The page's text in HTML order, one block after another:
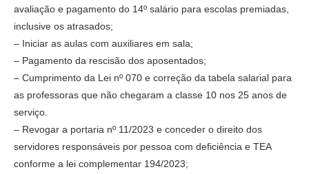
avaliação e pagamento do 14º salário para escolas premiadas,
inclusive os atrasados;
– Iniciar as aulas com auxiliares em sala;
– Pagamento da rescisão dos aposentados;
– Cumprimento da Lei nº 070 e correção da tabela salarial para
as professoras que não chegaram a classe 10 nos 25 anos de
serviço.
– Revogar a portaria nº 11/2023 e conceder o direito dos
servidores responsáveis por pessoa com deficiência e TEA
conforme a lei complementar 194/2023;